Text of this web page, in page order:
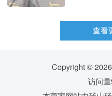
查看
Copyright ©
访问量